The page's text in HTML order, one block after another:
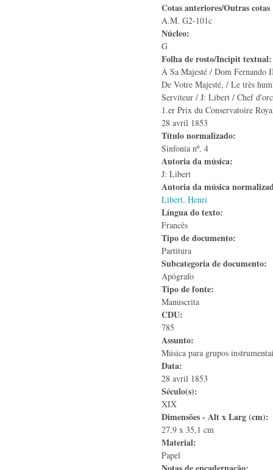
Cotas anteriores/Outras
A.M. G2-101c
Núcleo:
G
Folha de rosto/Incipit
À Sa Majesté / Dom
De Votre Majesté, / Le très
Serviteur / J: Libert / Chef
1.er Prix du Conservatoire
28 avril 1853
Título normalizado:
Sinfonia nº. 4
Autoria da música:
J: Libert
Autoria da música
Libert, Henri
Língua do texto:
Francês
Tipo de documento:
Partitura
Subcategoria de documento:
Apógrafo
Tipo de fonte:
Manuscrita
CDU:
785
Assunto:
Música para grupos
Data:
28 avril 1853
Século(s):
XIX
Dimensões - Alt x Larg (cm):
27,9 x 35,1 cm
Material:
Papel